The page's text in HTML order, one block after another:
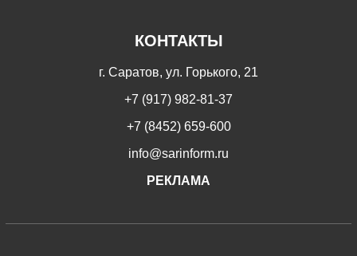
КОНТАКТЫ
г. Саратов, ул. Горького, 21
+7 (917) 982-81-37
+7 (8452) 659-600
info@sarinform.ru
РЕКЛАМА